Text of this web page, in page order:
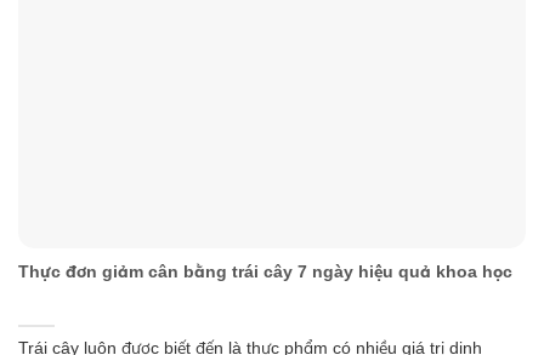
Thực đơn giảm cân bằng trái cây 7 ngày hiệu quả khoa học
Trái cây luôn được biết đến là thực phẩm có nhiều giá trị dinh